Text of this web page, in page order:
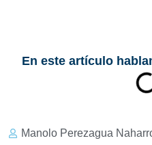
En este artículo
Manolo Perezagua